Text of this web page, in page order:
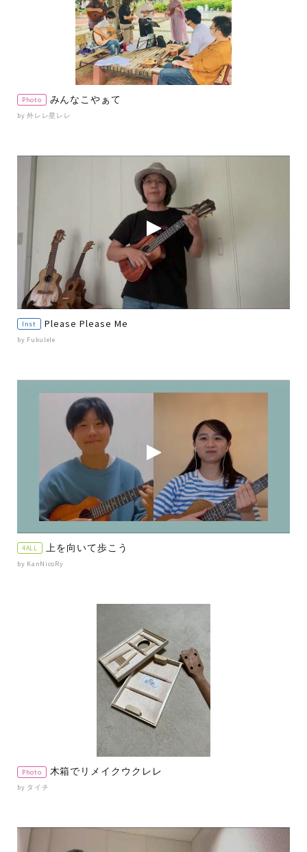
Photo みんなこやぁて
by 外レレ星レレ
Inst Please Please Me
by Fukulele
4ALL 上を向いて歩こう
by KanNicoRy
Photo 木箱でリメイクウクレレ
by タイチ